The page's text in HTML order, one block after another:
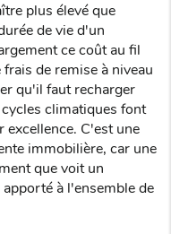
plus élevé que
de vie d'un
ce coût au fil
de remise à niveau
qu'il faut recharger
climatiques font
C'est une
immobilière, car une
que voit un
à l'ensemble de